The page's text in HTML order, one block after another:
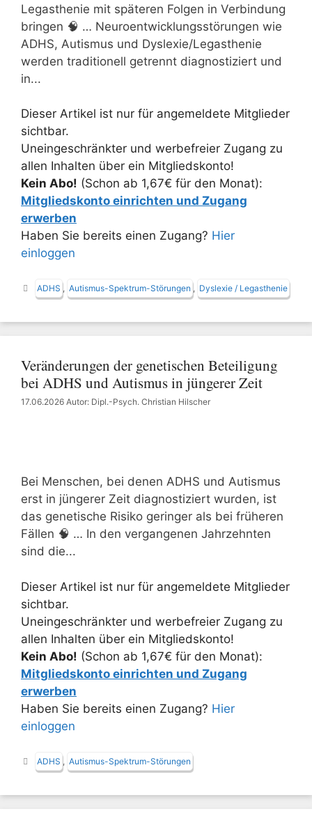
Legasthenie mit späteren Folgen in Verbindung
bringen 🧠 … Neuroentwicklungsstörungen wie
ADHS, Autismus und Dyslexie/Legasthenie
werden traditionell getrennt diagnostiziert und
in...
Dieser Artikel ist nur für angemeldete Mitglieder
sichtbar.
Uneingeschränkter und werbefreier Zugang zu
allen Inhalten über ein Mitgliedskonto!
Kein Abo! (Schon ab 1,67€ für den Monat):
Mitgliedskonto einrichten und Zugang
erwerben
Haben Sie bereits einen Zugang? Hier
einloggen
Schlagwörter
ADHS , Autismus-Spektrum-Störungen , Dyslexie / Legasthenie
Veränderungen der genetischen Beteiligung
bei ADHS und Autismus in jüngerer Zeit
17.06.2026 Autor: Dipl.-Psych. Christian Hilscher
Bei Menschen, bei denen ADHS und Autismus
erst in jüngerer Zeit diagnostiziert wurden, ist
das genetische Risiko geringer als bei früheren
Fällen 🧠 … In den vergangenen Jahrzehnten
sind die...
Dieser Artikel ist nur für angemeldete Mitglieder
sichtbar.
Uneingeschränkter und werbefreier Zugang zu
allen Inhalten über ein Mitgliedskonto!
Kein Abo! (Schon ab 1,67€ für den Monat):
Mitgliedskonto einrichten und Zugang
erwerben
Haben Sie bereits einen Zugang? Hier
einloggen
Schlagwörter
ADHS Autismus-Spektrum-Störungen